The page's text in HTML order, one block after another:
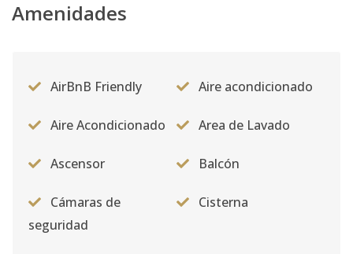
Amenidades
AirBnB Friendly Aire acondicionado
Aire Acondicionado Area de Lavado
Ascensor Balcón
Cámaras de
seguridad
Cisterna